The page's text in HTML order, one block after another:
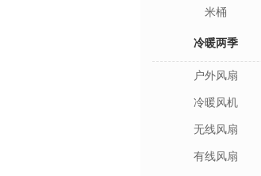
米桶
冷暖两季
户外风扇
冷暖风机
无线风扇
有线风扇